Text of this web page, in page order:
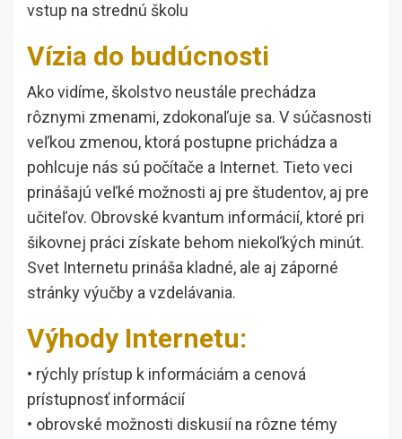
vstup na strednú školu
Vízia do budúcnosti
Ako vidíme, školstvo neustále prechádza
rôznymi zmenami, zdokonaľuje sa. V súčasnosti
veľkou zmenou, ktorá postupne prichádza a
pohlcuje nás sú počítače a Internet. Tieto veci
prinášajú veľké možnosti aj pre študentov, aj pre
učiteľov. Obrovské kvantum informácií, ktoré pri
šikovnej práci získate behom niekoľkých minút.
Svet Internetu prináša kladné, ale aj záporné
stránky výučby a vzdelávania.
Výhody Internetu:
• rýchly prístup k informáciám a cenová
prístupnosť informácií
• obrovské možnosti diskusií na rôzne témy